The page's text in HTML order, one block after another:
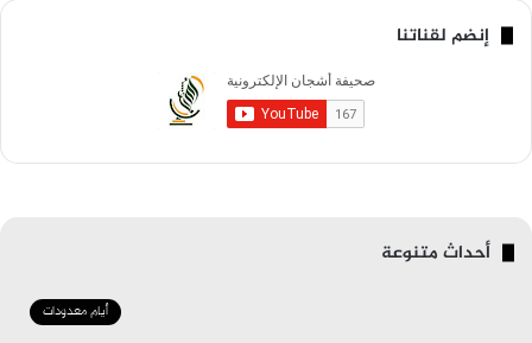
إنضم لقناتنا
أحداث متنوعة
أيام معدودات